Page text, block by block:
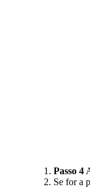
Passo 4
Se for a